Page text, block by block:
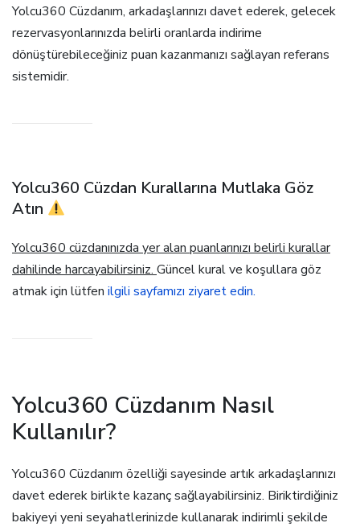
Yolcu360 Cüzdanım, arkadaşlarınızı davet ederek, gelecek
rezervasyonlarınızda belirli oranlarda indirime
dönüştürebileceğiniz puan kazanmanızı sağlayan referans
sistemidir.
Yolcu360 Cüzdan Kurallarına Mutlaka Göz
Atın
Yolcu360 cüzdanınızda yer alan puanlarınızı belirli kurallar
dahilinde harcayabilirsiniz. Güncel kural ve koşullara göz
atmak için lütfen ilgili sayfamızı ziyaret edin.
Yolcu360 Cüzdanım Nasıl
Kullanılır?
Yolcu360 Cüzdanım özelliği sayesinde artık arkadaşlarınızı
davet ederek birlikte kazanç sağlayabilirsiniz. Biriktirdiğiniz
bakiyeyi yeni seyahatlerinizde kullanarak indirimli şekilde